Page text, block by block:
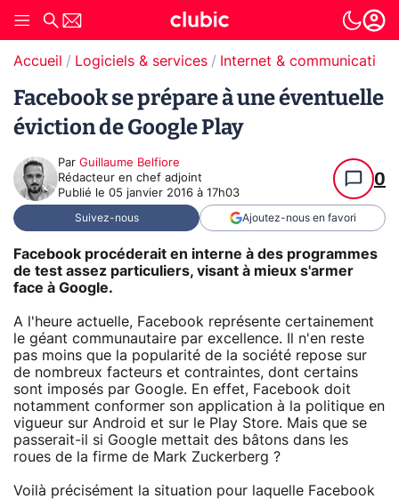
Accueil Logiciels & services Internet & communication
Facebook se prépare à une éventuelle
éviction de Google Play
Par Guillaume Belfiore
Rédacteur en chef adjoint
Publié le 05 janvier 2016 à 17h03
0
Suivez-nous Ajoutez-nous en favori
Facebook procéderait en interne à des programmes
de test assez particuliers, visant à mieux s'armer
face à Google.
A l'heure actuelle, Facebook représente certainement
le géant communautaire par excellence. Il n'en reste
pas moins que la popularité de la société repose sur
de nombreux facteurs et contraintes, dont certains
sont imposés par Google. En effet, Facebook doit
notamment conformer son application à la politique en
vigueur sur Android et sur le Play Store. Mais que se
passerait-il si Google mettait des bâtons dans les
roues de la firme de Mark Zuckerberg ?
Voilà précisément la situation pour laquelle Facebook